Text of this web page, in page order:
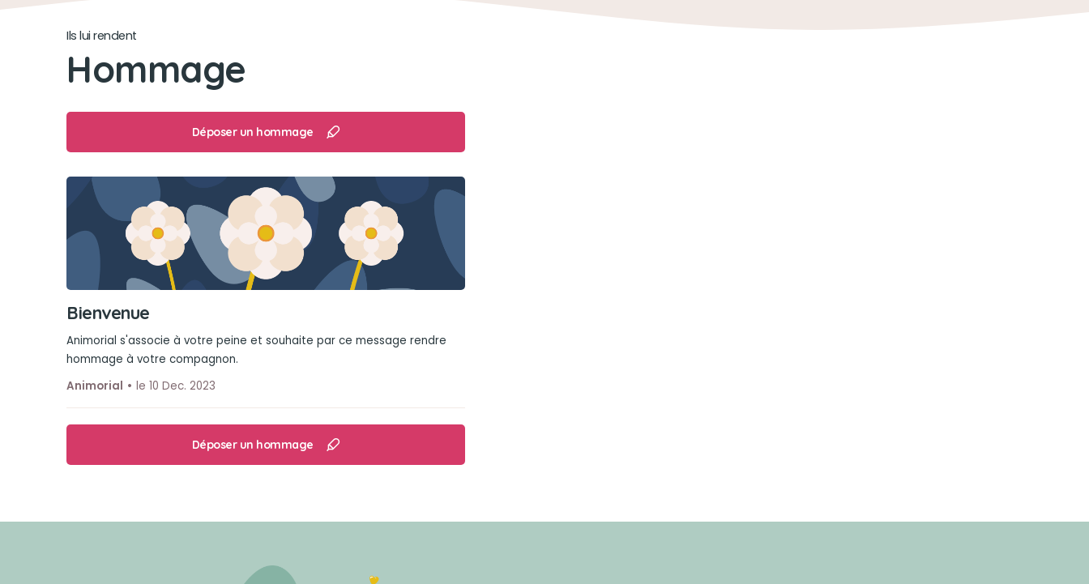
Ils lui rendent
Hommage
Déposer un hommage
Bienvenue
Animorial s'associe à votre peine et souhaite par ce message rendre
hommage à votre compagnon.
Animorial
le 10 Dec. 2023
Déposer un hommage